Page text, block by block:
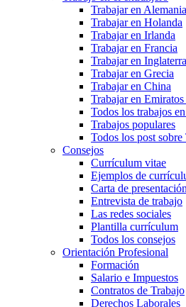
Trabajar en Alemania
Trabajar en Holanda
Trabajar en Irlanda
Trabajar en Francia
Trabajar en Inglaterra
Trabajar en Grecia
Trabajar en China
Trabajar en
Todos los trabajos
Trabajos populares
Todos los post
Consejos
Currículum vitae
Ejemplos de
Carta de presentación
Entrevista de trabajo
Las redes sociales
Plantilla currículum
Todos los consejos
Orientación Profesional
Formación
Salario e Impuestos
Contratos de Trabajo
Derechos Laborales